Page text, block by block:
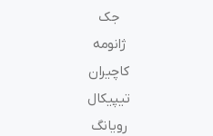
تولید پوشاک تریکو و کشی
دوخت تیشرت، لباس ورزشی،
خاصیت کشسانی پارچه.
جک
ژانومه
کاچیران
تیپیکال
رویانگ